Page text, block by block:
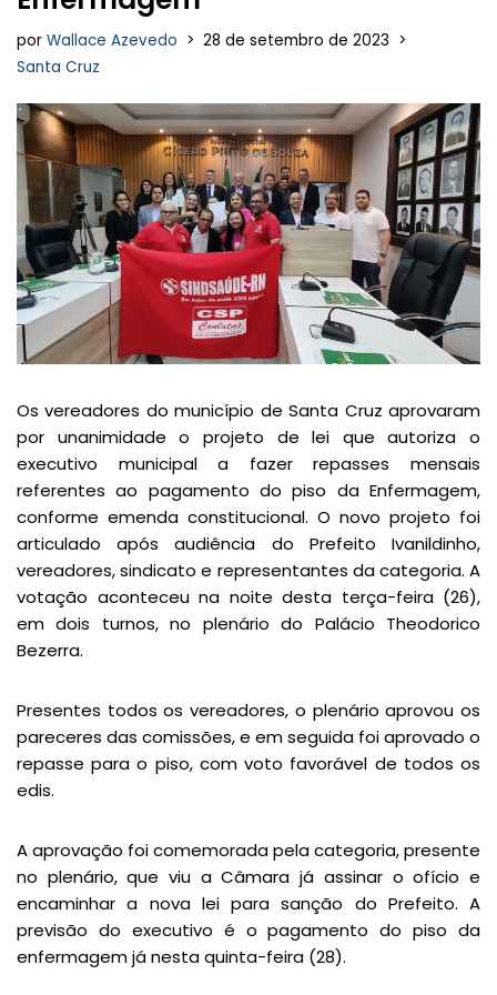
por Wallace Azevedo
28 de setembro de 2023
Santa Cruz
Os vereadores do município de Santa Cruz aprovaram
por unanimidade o projeto de lei que autoriza o
executivo municipal a fazer repasses mensais
referentes ao pagamento do piso da Enfermagem,
conforme emenda constitucional. O novo projeto foi
articulado após audiência do Prefeito Ivanildinho,
vereadores, sindicato e representantes da categoria. A
votação aconteceu na noite desta terça-feira (26),
em dois turnos, no plenário do Palácio Theodorico
Bezerra.
Presentes todos os vereadores, o plenário aprovou os
pareceres das comissões, e em seguida foi aprovado o
repasse para o piso, com voto favorável de todos os
edis.
A aprovação foi comemorada pela categoria, presente
no plenário, que viu a Câmara já assinar o ofício e
encaminhar a nova lei para sanção do Prefeito. A
previsão do executivo é o pagamento do piso da
enfermagem já nesta quinta-feira (28).